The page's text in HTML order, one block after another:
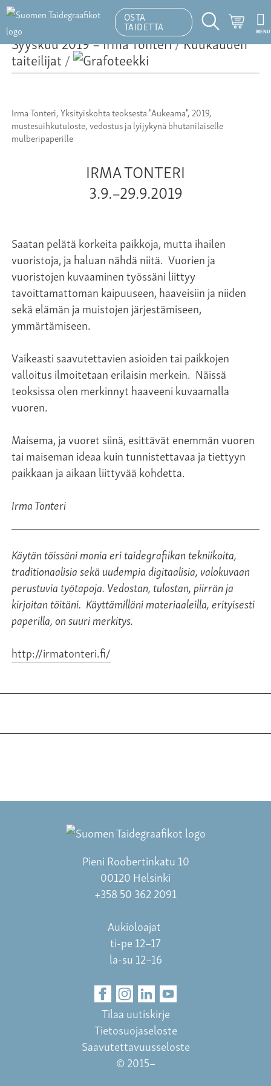
OSTA
TAIDETTA
Hakutoiminto
MENU
Syyskuu 2019 – Irma Tonteri/Kuukauden
taiteilijat/
Irma Tonteri, Yksityiskohta teoksesta "Aukeama", 2019,
mustesuihkutuloste, vedostus ja lyijykynä bhutanilaiselle
mulberipaperille
IRMA TONTERI
3.9.–29.9.2019
Saatan pelätä korkeita paikkoja, mutta ihailen
vuoristoja, ja haluan nähdä niitä. Vuorien ja
vuoristojen kuvaaminen työssäni liittyy
tavoittamattoman kaipuuseen, haaveisiin ja niiden
sekä elämän ja muistojen järjestämiseen,
ymmärtämiseen.
Vaikeasti saavutettavien asioiden tai paikkojen
valloitus ilmoitetaan erilaisin merkein. Näissä
teoksissa olen merkinnyt haaveeni kuvaamalla
vuoren.
Maisema, ja vuoret siinä, esittävät enemmän vuoren
tai maiseman ideaa kuin tunnistettavaa ja tiettyyn
paikkaan ja aikaan liittyvää kohdetta.
Irma Tonteri
Käytän töissäni monia eri taidegrafiikan tekniikoita,
traditionaalisia sekä uudempia digitaalisia, valokuvaan
perustuvia työtapoja. Vedostan, tulostan, piirrän ja
kirjoitan töitäni. Käyttämilläni materiaaleilla, erityisesti
paperilla, on suuri merkitys.
http://irmatonteri.fi/
Pieni Roobertinkatu 10
00120 Helsinki
+358 50 362 2091
Aukioloajat
ti-pe 12–17
la-su 12–16
Tilaa uutiskirje
Tietosuojaseloste
Saavutettavuusseloste
© 2015–